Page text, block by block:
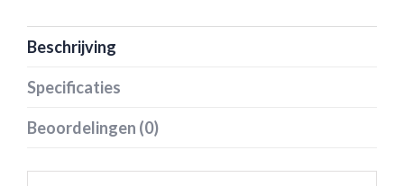
Beschrijving
Specificaties
Beoordelingen (0)